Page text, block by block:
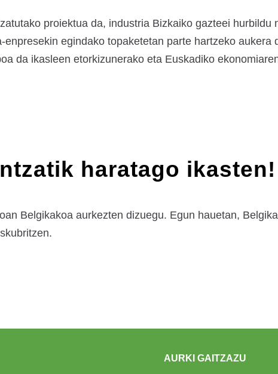
proiektua da, industria Bizkaiko gazteei hurbildu
egindako topaketetan parte hartzeko aukera
da ikasleen etorkizunerako eta Euskadiko
haratago ikasten!
Belgikakoa aurkezten dizuegu. Egun hauetan,
AURKI GAITZAZU